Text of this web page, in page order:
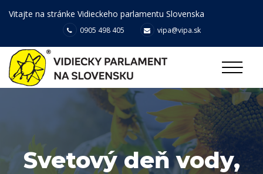
Vitajte na stránke Vidieckeho parlamentu Slovenska
0905 498 405 vipa@vipa.sk
Svetový deň vody,